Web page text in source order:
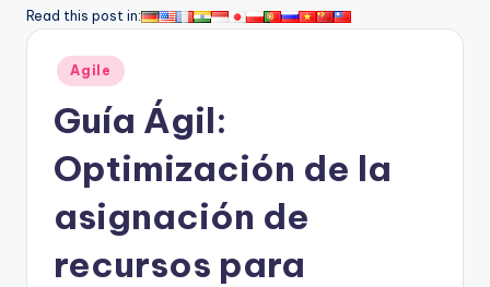
a
Read this post in:
Publicado
en
Agile
Guía Ágil:
Optimización de la
asignación de
recursos para